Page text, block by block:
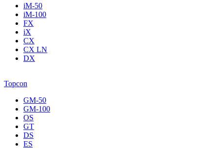
iM-50
iM-100
FX
iX
CX
CX LN
DX
Topcon
GM-50
GM-100
OS
GT
DS
ES